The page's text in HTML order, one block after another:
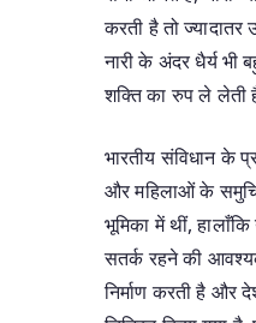
करती है तो
नारी के अंदर धैर्य भी
शक्ति का रुप ले लेती
भारतीय संविधान के
और महिलाओं के
भूमिका में थीं,
सतर्क रहने की
निर्माण करती है और